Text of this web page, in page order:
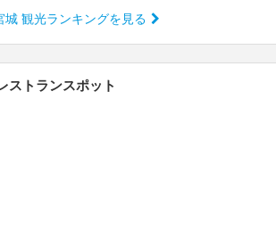
城 観光ランキングを見る
ストランスポット